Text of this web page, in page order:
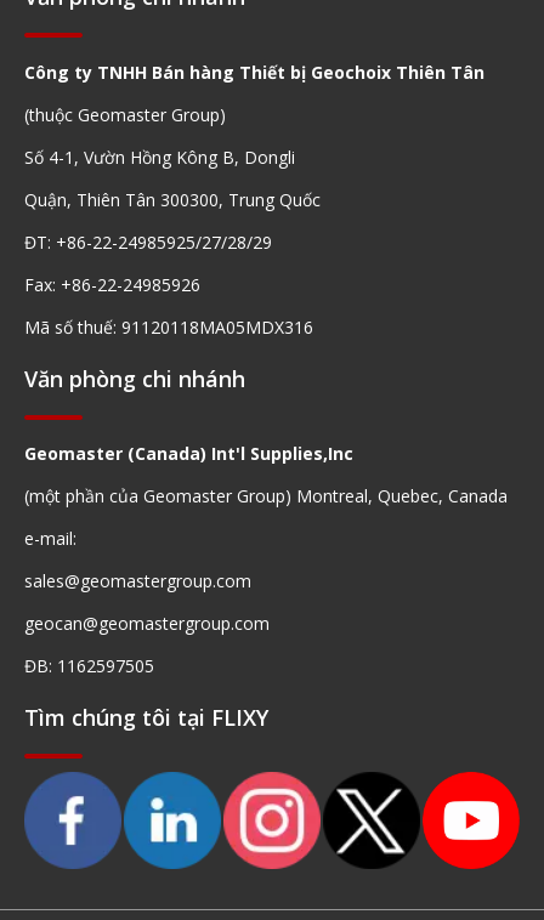
Công ty TNHH Bán hàng Thiết bị Geochoix Thiên Tân
(thuộc Geomaster Group)
Số 4-1, Vườn Hồng Kông B, Dongli
Quận, Thiên Tân 300300, Trung Quốc
ĐT: +86-22-24985925/27/28/29
Fax: +86-22-24985926
Mã số thuế: 91120118MA05MDX316
Văn phòng chi nhánh
Geomaster (Canada) Int'l Supplies,Inc
(một phần của Geomaster Group) Montreal, Quebec, Canada
e-mail:
sales@geomastergroup.com
geocan@geomastergroup.com
ĐB: 1162597505
Tìm chúng tôi tại FLIXY